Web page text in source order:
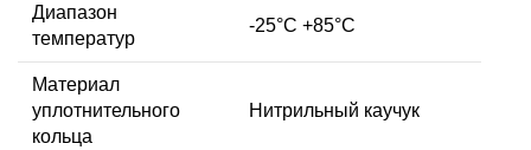
Диапазон
температур
-25°C +85°C
Материал
уплотнительного
кольца
Нитрильный каучук